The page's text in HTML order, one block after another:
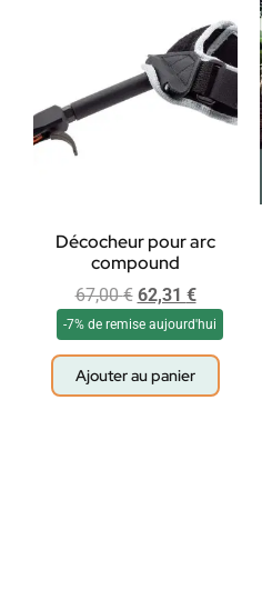
Décocheur pour arc
compound
67,00€ 62,31 €
-7% de remise aujourd'hui
Ajouter au panier